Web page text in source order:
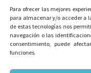
Para ofrecer las mejores
para almacenar y/o acceder a
de estas tecnologías nos
navegación o las
consentimiento, puede
funciones.